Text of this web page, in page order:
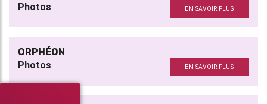
Photos EN SAVOIR PLUS
ORPHÉON
Photos EN SAVOIR PLUS